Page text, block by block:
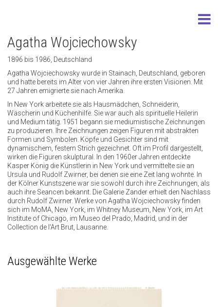
Agatha Wojciechowsky
1896 bis 1986, Deutschland
Agatha Wojciechowsky wurde in Stainach, Deutschland, geboren
und hatte bereits im Alter von vier Jahren ihre ersten Visionen. Mit
27 Jahren emigrierte sie nach Amerika.
In New York arbeitete sie als Hausmädchen, Schneiderin,
Wäscherin und Küchenhilfe. Sie war auch als spirituelle Heilerin
und Medium tätig. 1951 begann sie mediumistische Zeichnungen
zu produzieren. Ihre Zeichnungen zeigen Figuren mit abstrakten
Formen und Symbolen. Köpfe und Gesichter sind mit
dynamischem, festem Strich gezeichnet. Oft im Profil dargestellt,
wirken die Figuren skulptural. In den 1960er Jahren entdeckte
Kasper König die Künstlerin in New York und vermittelte sie an
Ursula und Rudolf Zwirner, bei denen sie eine Zeit lang wohnte. In
der Kölner Kunstszene war sie sowohl durch ihre Zeichnungen, als
auch ihre Seancen bekannt. Die Galerie Zander erhielt den Nachlass
durch Rudolf Zwirner. Werke von Agatha Wojciechowsky finden
sich im MoMA, New York, im Whitney Museum, New York, im Art
Institute of Chicago, im Museo del Prado, Madrid, und in der
Collection de l‘Art Brut, Lausanne.
Ausgewählte Werke